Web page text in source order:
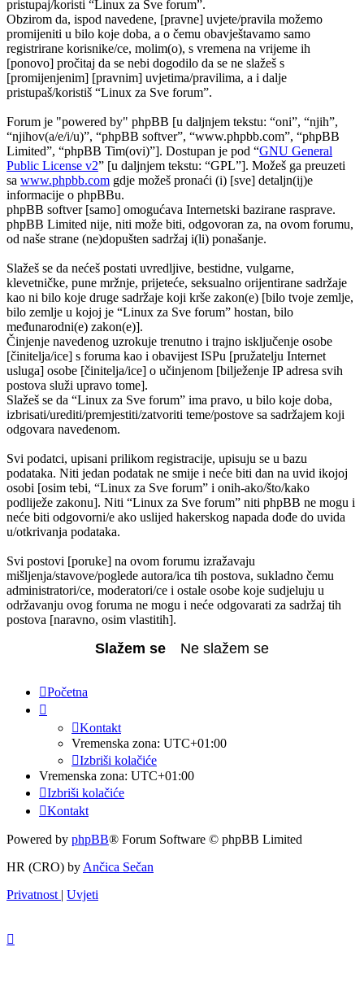
pristupaj/koristi “Linux za Sve forum”.
Obzirom da, ispod navedene, [pravne] uvjete/pravila možemo
promijeniti u bilo koje doba, a o čemu obavještavamo samo
registrirane korisnike/ce, molim(o), s vremena na vrijeme ih
[ponovo] pročitaj da se nebi dogodilo da se ne slažeš s
[promijenjenim] [pravnim] uvjetima/pravilima, a i dalje
pristupaš/koristiš “Linux za Sve forum”.
Forum je "powered by" phpBB [u daljnjem tekstu: “oni”, “njih”,
“njihov(a/e/i/u)”, “phpBB softver”, “www.phpbb.com”, “phpBB
Limited”, “phpBB Tim(ovi)”]. Dostupan je pod “GNU General
Public License v2” [u daljnjem tekstu: “GPL”]. Možeš ga preuzeti
sa www.phpbb.com gdje možeš pronaći (i) [sve] detaljn(ij)e
informacije o phpBBu.
phpBB softver [samo] omogućava Internetski bazirane rasprave.
phpBB Limited nije, niti može biti, odgovoran za, na ovom forumu,
od naše strane (ne)dopušten sadržaj i(li) ponašanje.
Slažeš se da nećeš postati uvredljive, bestidne, vulgarne,
klevetničke, pune mržnje, prijeteće, seksualno orijentirane sadržaje
kao ni bilo koje druge sadržaje koji krše zakon(e) [bilo tvoje zemlje,
bilo zemlje u kojoj je “Linux za Sve forum” hostan, bilo
međunarodni(e) zakon(e)].
Činjenje navedenog uzrokuje trenutno i trajno isključenje osobe
[činitelja/ice] s foruma kao i obavijest ISPu [pružatelju Internet
usluga] osobe [činitelja/ice] o učinjenom [bilježenje IP adresa svih
postova služi upravo tome].
Slažeš se da “Linux za Sve forum” ima pravo, u bilo koje doba,
izbrisati/urediti/premjestiti/zatvoriti teme/postove sa sadržajem koji
odgovara navedenom.
Svi podatci, upisani prilikom registracije, upisuju se u bazu
podataka. Niti jedan podatak ne smije i neće biti dan na uvid ikojoj
osobi [osim tebi, “Linux za Sve forum” i onih-ako/što/kako
podliježe zakonu]. Niti “Linux za Sve forum” niti phpBB ne mogu i
neće biti odgovorni/e ako uslijed hakerskog napada dođe do uvida
u/otkrivanja podataka.
Svi postovi [poruke] na ovom forumu izražavaju
mišljenja/stavove/poglede autora/ica tih postova, sukladno čemu
administratori/ce, moderatori/ce i ostale osobe koje sudjeluju u
održavanju ovog foruma ne mogu i neće odgovarati za sadržaj tih
postova [naravno, osim vlastitih].
Početna
Kontakt
Vremenska zona: UTC+01:00
Izbriši kolačiće
Vremenska zona: UTC+01:00
Izbriši kolačiće
Kontakt
Powered by phpBB® Forum Software © phpBB Limited
HR (CRO) by Ančica Sečan
Privatnost | Uvjeti